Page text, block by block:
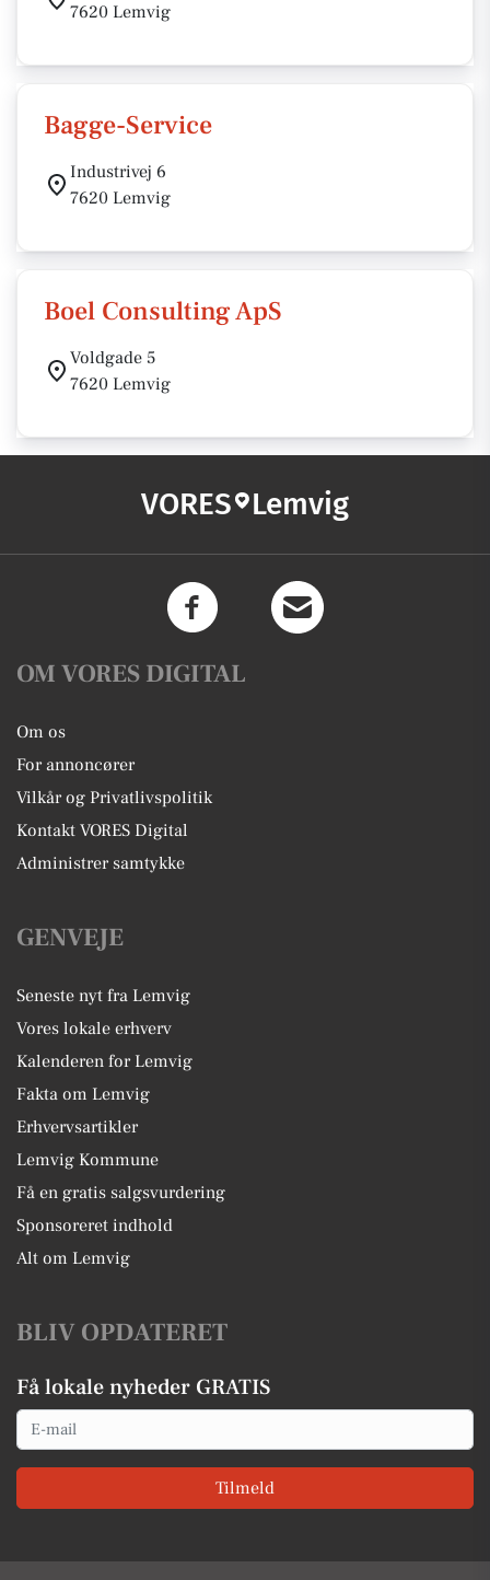
7620 Lemvig
Bagge-Service
Industrivej 6
7620 Lemvig
Boel Consulting ApS
Voldgade 5
7620 Lemvig
VORES Lemvig
OM VORES DIGITAL
Om os
For annoncører
Vilkår og Privatlivspolitik
Kontakt VORES Digital
Administrer samtykke
GENVEJE
Seneste nyt fra Lemvig
Vores lokale erhverv
Kalenderen for Lemvig
Fakta om Lemvig
Erhvervsartikler
Lemvig Kommune
Få en gratis salgsvurdering
Sponsoreret indhold
Alt om Lemvig
BLIV OPDATERET
Få lokale nyheder GRATIS
Email
Tilmeld